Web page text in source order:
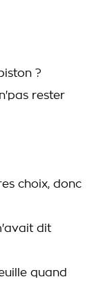
?
rester
choix, donc
dit
quand